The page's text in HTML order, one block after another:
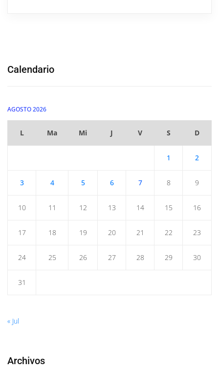
Calendario
AGOSTO 2026
L Ma Mi J V S D
1 2
3 4 5 6 7 8 9
10 11 12 13 14 15 16
17 18 19 20 21 22 23
24 25 26 27 28 29 30
31
« Jul
Archivos